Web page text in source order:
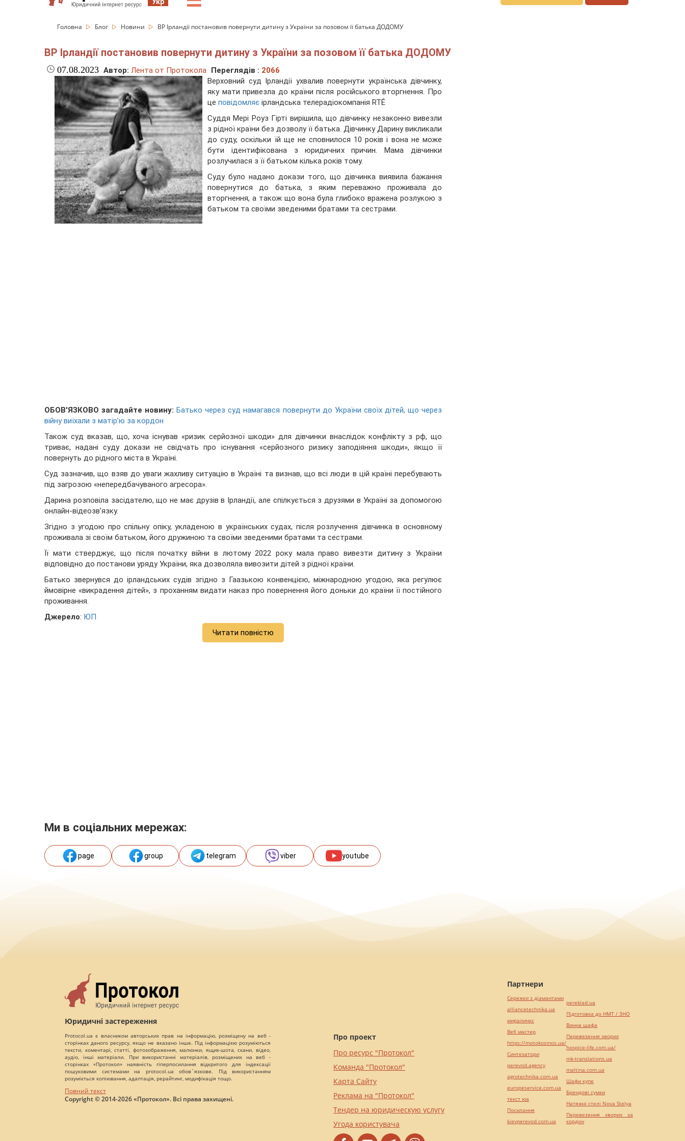
Головна Блог Новини ВР Ірландії постановив повернути дитину з України за позовом її батька ДОДОМУ
ВР Ірландії постановив повернути дитину з України за позовом її батька ДОДОМУ
07.08.2023 Автор: Лента от Протокола Переглядів : 2066
Верховний суд Ірландії ухвалив повернути українська дівчинку,
яку мати привезла до країни після російського вторгнення. Про
це повідомляє ірландська телерадіокомпанія RTÉ
Суддя Мері Роуз Гірті вирішила, що дівчинку незаконно вивезли
з рідної країни без дозволу її батька. Дівчинку Дарину викликали
до суду, оскільки їй ще не сповнилося 10 років і вона не може
бути ідентифікована з юридичних причин. Мама дівчинки
розлучилася з її батьком кілька років тому.
Суду було надано докази того, що дівчинка виявила бажання
повернутися до батька, з яким переважно проживала до
вторгнення, а також що вона була глибоко вражена розлукою з
батьком та своїми зведеними братами та сестрами.
ОБОВ'ЯЗКОВО загадайте новину: Батько через суд намагався повернути до України своїх дітей, що через
війну виїхали з матір’ю за кордон
Також суд вказав, що, хоча існував «ризик серйозної шкоди» для дівчинки внаслідок конфлікту з рф, що
триває, надані суду докази не свідчать про існування «серйозного ризику заподіяння шкоди», якщо її
повернуть до рідного міста в Україні.
Суд зазначив, що взяв до уваги жахливу ситуацію в Україні та визнав, що всі люди в цій країні перебувають
під загрозою «непередбачуваного агресора».
Дарина розповіла засідателю, що не має друзів в Ірландії, але спілкується з друзями в Україні за допомогою
онлайн-відеозв’язку.
Згідно з угодою про спільну опіку, укладеною в українських судах, після розлучення дівчинка в основному
проживала зі своїм батьком, його дружиною та своїми зведеними братами та сестрами.
Її мати стверджує, що після початку війни в лютому 2022 року мала право вивезти дитину з України
відповідно до постанови уряду України, яка дозволяла вивозити дітей з рідної країни.
Батько звернувся до ірландських судів згідно з Гаазькою конвенцією, міжнародною угодою, яка регулює
ймовірне «викрадення дітей», з проханням видати наказ про повернення його доньки до країни її постійного
проживання.
Джерело: ЮП
Читати повністю
Ми в соціальних мережах:
page group telegram viber youtube
Юридичні застереження
Protocol.ua є власником авторських прав на інформацію, розміщену на веб -
сторінках даного ресурсу, якщо не вказано інше. Під інформацією розуміються
тексти, коментарі, статті, фотозображення, малюнки, ящик-шота, скани, відео,
аудіо, інші матеріали. При використанні матеріалів, розміщених на веб -
сторінках «Протокол» наявність гіперпосилання відкритого для індексації
пошуковими системами на protocol.ua обов`язкове. Під використанням
розуміється копіювання, адаптація, рерайтинг, модифікація тощо.
Повний текст
Copyright © 2014-2026 «Протокол». Всі права захищені.
Про проект
Про ресурс "Протокол"
Команда "Протокол"
Карта Сайту
Реклама на "Протокол"
Тендер на юридическую услугу
Угода користувача
Партнери
Сережки з діамантами
alliancetechnika.ua
миралинкс
Веб мастер
https://motokosmos.ua/
Синтезатори
perevod.agency
agrotechnika.com.ua
europeservice.com.ua
текст юа
Посилання
kievperevod.com.ua
pereklad.ua
Підготовка до НМТ / ЗНО
Винна шафа
Перевезення хворих
hospice-life.com.ua/
mk-translations.ua
maltina.com.ua
Шафи купе
Брендові сумки
Натяжні стелі Nova Stelya
Перевезення хворих за
кордон